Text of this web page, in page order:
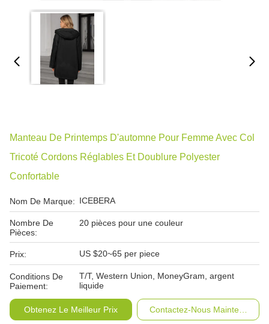
Manteau De Printemps D'automne Pour Femme Avec Col
Tricoté Cordons Réglables Et Doublure Polyester
Confortable
Nom De Marque: ICEBERA
Nombre De
Pièces:
20 pièces pour une couleur
Prix: US $20~65 per piece
Conditions De
Paiement:
T/T, Western Union, MoneyGram, argent
liquide
Obtenez Le Meilleur Prix Contactez-Nous Maintenant